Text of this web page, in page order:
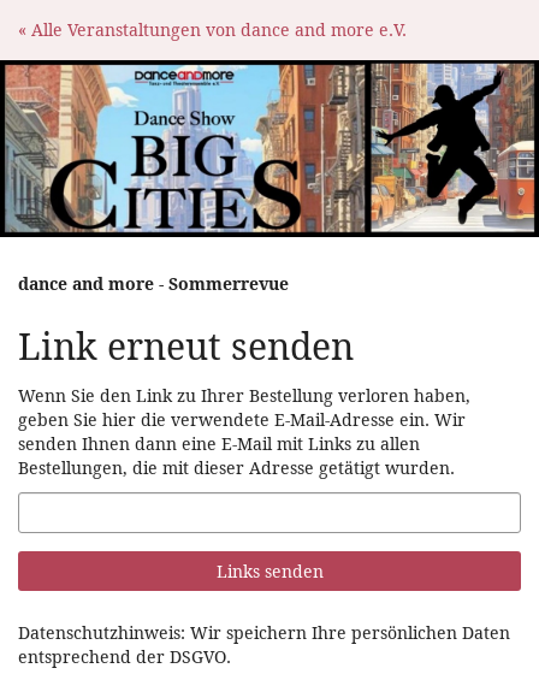
Zum
Inhalt
springen
« Alle Veranstaltungen von dance and more e.V.
dance and more - Sommerrevue
Link erneut senden
Wenn Sie den Link zu Ihrer Bestellung verloren haben,
geben Sie hier die verwendete E-Mail-Adresse ein. Wir
senden Ihnen dann eine E-Mail mit Links zu allen
Bestellungen, die mit dieser Adresse getätigt wurden.
E-
Mail
Links senden
Datenschutzhinweis: Wir speichern Ihre persönlichen Daten
entsprechend der DSGVO.